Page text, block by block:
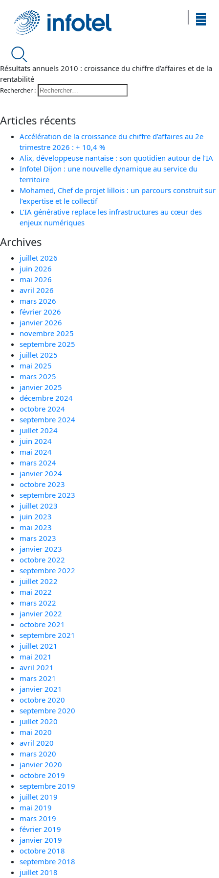
Résultats annuels 2010 : croissance du chiffre d’affaires et de la
rentabilité
Rechercher :
Articles récents
Accélération de la croissance du chiffre d’affaires au 2e
trimestre 2026 : + 10,4 %
Alix, développeuse nantaise : son quotidien autour de l’IA
Infotel Dijon : une nouvelle dynamique au service du
territoire
Mohamed, Chef de projet lillois : un parcours construit sur
l’expertise et le collectif
L’IA générative replace les infrastructures au cœur des
enjeux numériques
Archives
juillet 2026
juin 2026
mai 2026
avril 2026
mars 2026
février 2026
janvier 2026
novembre 2025
septembre 2025
juillet 2025
mai 2025
mars 2025
janvier 2025
décembre 2024
octobre 2024
septembre 2024
juillet 2024
juin 2024
mai 2024
mars 2024
janvier 2024
octobre 2023
septembre 2023
juillet 2023
juin 2023
mai 2023
mars 2023
janvier 2023
octobre 2022
septembre 2022
juillet 2022
mai 2022
mars 2022
janvier 2022
octobre 2021
septembre 2021
juillet 2021
mai 2021
avril 2021
mars 2021
janvier 2021
octobre 2020
septembre 2020
juillet 2020
mai 2020
avril 2020
mars 2020
janvier 2020
octobre 2019
septembre 2019
juillet 2019
mai 2019
mars 2019
février 2019
janvier 2019
octobre 2018
septembre 2018
juillet 2018